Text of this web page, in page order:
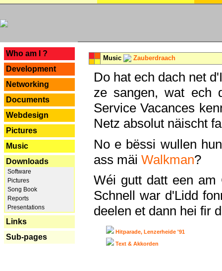
Who am I ?
Development
Networking
Documents
Webdesign
Pictures
Music
Downloads
Software
Pictures
Song Book
Reports
Presentations
Links
Sub-pages
Music Zauberdraach
Do hat ech dach net
ze sangen, wat ech
Service Vacances
Netz absolut näischt
No e bëssi wullen
ass mäi Walkman?
Wéi gutt datt een am
Schnell war d'Lidd
deelen et dann hei fir
Hitparade, Lenzerheide '91
Text & Akkorden